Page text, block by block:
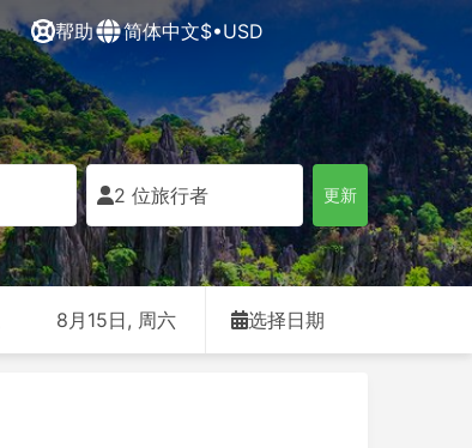
帮助 简体中文$•USD
2 位旅行者 更新
8月15日, 周六 选择日期